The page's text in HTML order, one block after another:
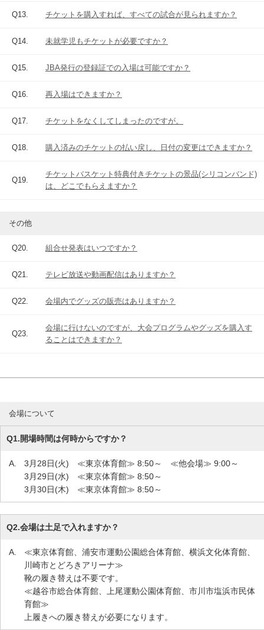
Q13. チケットを購入すれば、すべての試合が見られますか？
Q14. 未就学児もチケットが必要ですか？
Q15. JBA発行の登録証での入場は可能ですか？
Q16. 再入場はできますか？
Q17. チケットをなくしてしまったのですが。
Q18. 購入済みのチケットの払い戻し、日付の変更はできますか？
Q19.
チケットバスケット特典付きチケットの景品(シリコンバンド)
は、どこでもらえますか？
その他
Q20. 組合せ発表はいつですか？
Q21. テレビ放送や動画配信はありますか？
Q22. 会場内でグッズの販売はありますか？
Q23.
会場に行けないのですが、大会プログラムやグッズを購入す
ることはできますか？
会場について
Q1.開場時間は何時からですか？
A.
3月28日(火) ≪東京体育館≫ 8:50～ ≪他会場≫ 9:00～
3月29日(水) ≪東京体育館≫ 8:50～
3月30日(木) ≪東京体育館≫ 8:50～
Q2.会場は土足で入れますか？
A.
≪東京体育館、浦安市運動公園総合体育館、横浜文化体育館、
川崎市とどろきアリーナ≫
靴の履き替えは不要です。
≪越谷市総合体育館、上尾運動公園体育館、市川市塩浜市民体
育館≫
上履きへの履き替えが必要になります。